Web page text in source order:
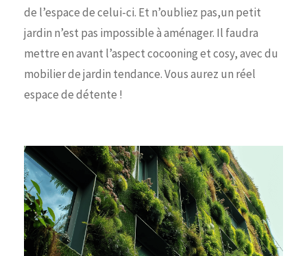
de l’espace de celui-ci. Et n’oubliez pas,un petit
jardin n’est pas impossible à aménager. Il faudra
mettre en avant l’aspect cocooning et cosy, avec du
mobilier de jardin tendance. Vous aurez un réel
espace de détente !